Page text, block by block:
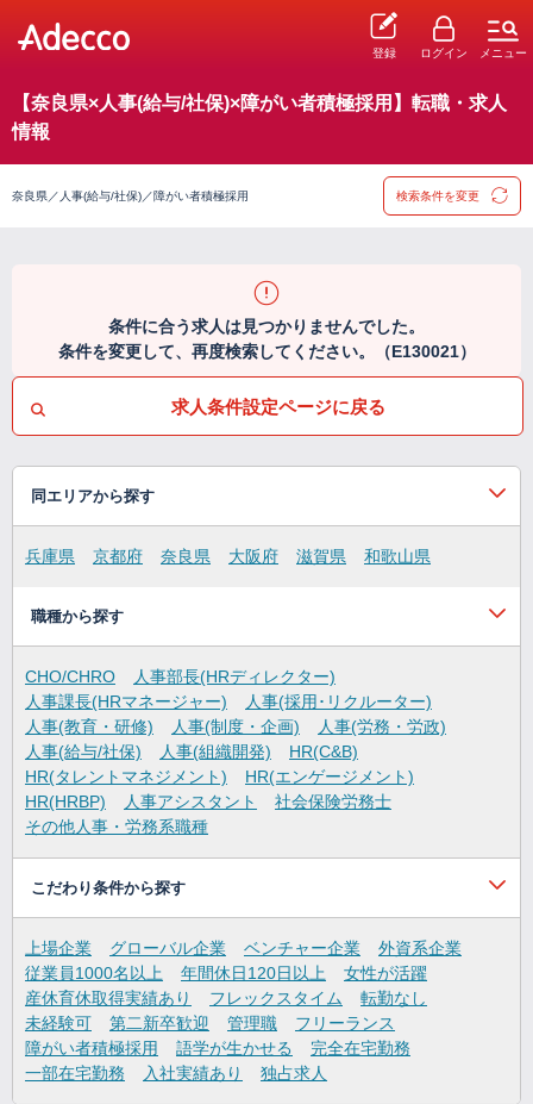
登録 ログイン メニュー
【奈良県×人事(給与/社保)×障がい者積極採用】転職・求人
情報
奈良県／人事(給与/社保)／障がい者積極採用 検索条件を変更
条件に合う求人は見つかりませんでした。
条件を変更して、再度検索してください。（E130021）
求人条件設定ページに戻る
同エリアから探す
兵庫県 京都府 奈良県 大阪府 滋賀県 和歌山県
職種から探す
CHO/CHRO
人事部長(HRディレクター)
人事課長(HRマネージャー)
人事(採用･リクルーター)
人事(教育・研修)
人事(制度・企画)
人事(労務・労政)
人事(給与/社保)
人事(組織開発)
HR(C&B)
HR(タレントマネジメント)
HR(エンゲージメント)
HR(HRBP)
人事アシスタント
社会保険労務士
その他人事・労務系職種
こだわり条件から探す
上場企業 グローバル企業 ベンチャー企業
外資系企業
従業員1000名以上
年間休日120日以上
女性が活躍
産休育休取得実績あり
フレックスタイム
転勤なし
未経験可
第二新卒歓迎 管理職
フリーランス
障がい者積極採用
語学が生かせる
完全在宅勤務
一部在宅勤務
入社実績あり 独占求人